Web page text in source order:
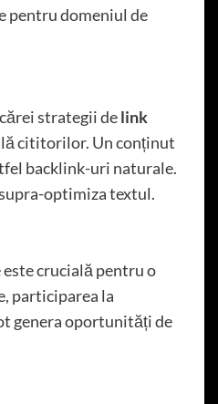
pentru domeniul de
strategii delink
cititorilor. Un conținut
backlink-uri naturale.
optimiza textul.
crucială pentru o
participarea la
genera oportunități de